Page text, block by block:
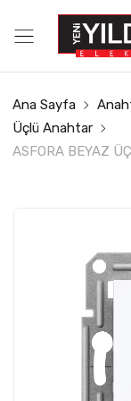
Ana Sayfa
Üçlü Anahtar
ASFORA BEYAZ